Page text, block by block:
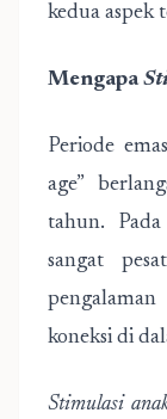
kedua aspek
Mengapa
Periode
age”
tahun.
sangat
koneksi di
Stimulasi